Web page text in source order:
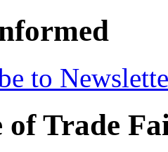
to
of Trade